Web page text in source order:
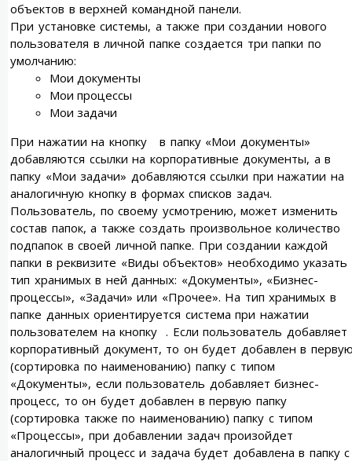
объектов в верхней командной панели.
При установке системы, а также при создании нового
пользователя в личной папке создается три папки по
умолчанию:
Мои документы
Мои процессы
Мои задачи
При нажатии на кнопку в папку «Мои документы»
добавляются ссылки на корпоративные документы, а в
папку «Мои задачи» добавляются ссылки при нажатии на
аналогичную кнопку в формах списков задач.
Пользователь, по своему усмотрению, может изменить
состав папок, а также создать произвольное количество
подпапок в своей личной папке. При создании каждой
папки в реквизите «Виды объектов» необходимо указать
тип хранимых в ней данных: «Документы», «Бизнес-
процессы», «Задачи» или «Прочее». На тип хранимых в
папке данных ориентируется система при нажатии
пользователем на кнопку . Если пользователь добавляет
корпоративный документ, то он будет добавлен в
(сортировка по наименованию) папку с типом
«Документы», если пользователь добавляет бизнес-
процесс, то он будет добавлен в первую папку
(сортировка также по наименованию) папку с типом
«Процессы», при добавлении задач произойдет
аналогичный процесс и задача будет добавлена в папку с